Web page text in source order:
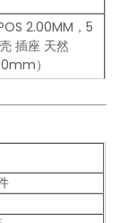
2.00MM，5
插座 天然
）